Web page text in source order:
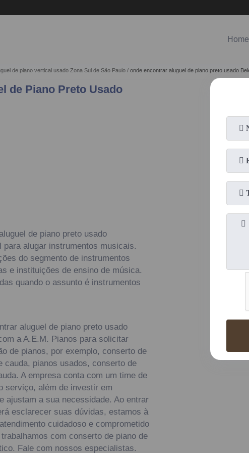
Home
de piano vertical usado Zona Sul de São Paulo onde encontrar aluguel de piano preto usado
de Piano Preto Usado
de piano preto usado
para alugar instrumentos musicais.
do segmento de instrumentos
e instituições de ensino de música.
quando o assunto é instrumentos
aluguel de piano preto usado
a A.E.M. Pianos para solicitar
de pianos, por exemplo, conserto de
cauda, pianos usados, conserto de
A empresa conta com um time de
serviço, além de investir em
ajustam a sua necessidade. Ao entrar
esclarecer suas dúvidas, estamos à
cuidadoso e comprometido
com conserto de piano de
Fale com nossos especialistas.